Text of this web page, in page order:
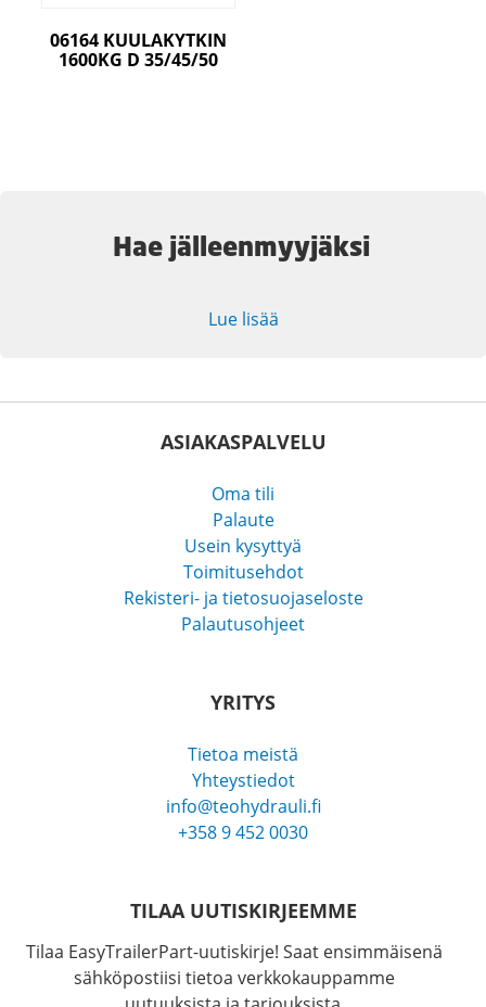
06164 KUULAKYTKIN
1600KG D 35/45/50
Hae jälleenmyyjäksi
Lue lisää
ASIAKASPALVELU
Oma tili
Palaute
Usein kysyttyä
Toimitusehdot
Rekisteri- ja tietosuojaseloste
Palautusohjeet
YRITYS
Tietoa meistä
Yhteystiedot
info@teohydrauli.fi
+358 9 452 0030
TILAA UUTISKIRJEEMME
Tilaa EasyTrailerPart-uutiskirje! Saat ensimmäisenä
sähköpostiisi tietoa verkkokauppamme